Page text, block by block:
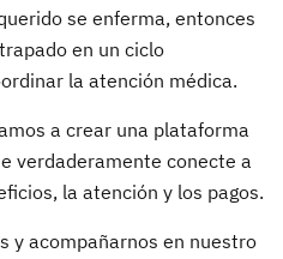
se enferma, entonces
en un ciclo
la atención médica.
a crear una plataforma
verdaderamente conecte a
la atención y los pagos.
y acompañarnos en nuestro